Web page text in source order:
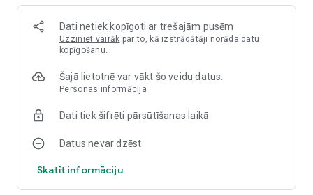
Darbam ar biznesa dokumentiem ceļošanas laikā
E-grāmatu lasīšanai ceļā uz darbu
Ātrai un precīzai failu konvertēšanai starp formātiem
Atskaišu un prezentāciju apvienošanai
Atsevišķu lappušu vai lappušu diapazonu izvilkšanai
izstrādājis Aspose mobilajam dokumentu darbam jebkur.
Dati netiek kopīgoti ar trešajām pusēm
Uzziniet vairāk par to, kā izstrādātāji norāda datu
kopīgošanu.
Šajā lietotnē var vākt šo veidu datus.
Personas informācija
Dati tiek šifrēti pārsūtīšanas laikā
Datus nevar dzēst
Skatīt informāciju